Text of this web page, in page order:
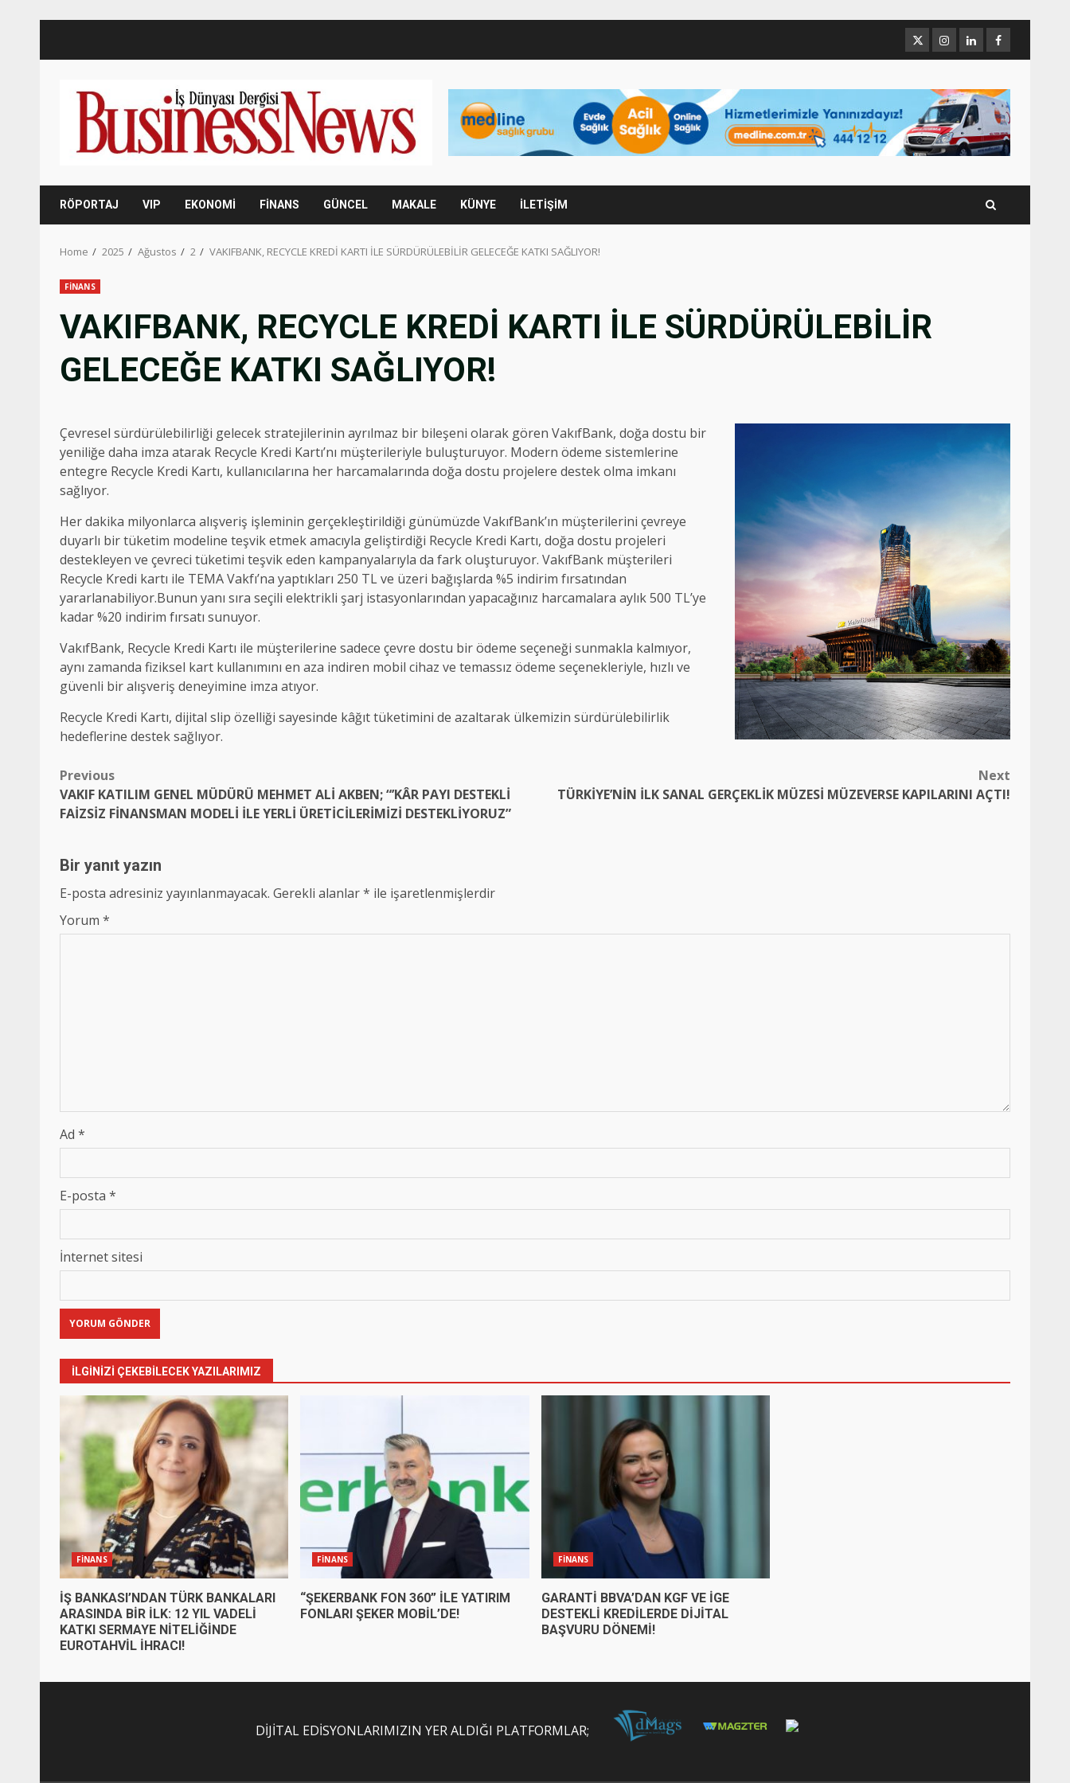
Twitterİnstagram
LinkedinFacebook
RÖPORTAJ VIP EKONOMİ FİNANS GÜNCEL MAKALE KÜNYE İLETİŞİM
Home 2025 Ağustos 2 VAKIFBANK, RECYCLE KREDİ KARTI İLE SÜRDÜRÜLEBİLİR GELECEĞE KATKI SAĞLIYOR!
FİNANS
VAKIFBANK, RECYCLE KREDİ KARTI İLE SÜRDÜRÜLEBİLİR
GELECEĞE KATKI SAĞLIYOR!
Çevresel sürdürülebilirliği gelecek stratejilerinin ayrılmaz bir bileşeni olarak gören VakıfBank, doğa dostu bir
yeniliğe daha imza atarak Recycle Kredi Kartı’nı müşterileriyle buluşturuyor. Modern ödeme sistemlerine
entegre Recycle Kredi Kartı, kullanıcılarına her harcamalarında doğa dostu projelere destek olma imkanı
sağlıyor.
Her dakika milyonlarca alışveriş işleminin gerçekleştirildiği günümüzde VakıfBank’ın müşterilerini çevreye
duyarlı bir tüketim modeline teşvik etmek amacıyla geliştirdiği Recycle Kredi Kartı, doğa dostu projeleri
destekleyen ve çevreci tüketimi teşvik eden kampanyalarıyla da fark oluşturuyor. VakıfBank müşterileri
Recycle Kredi kartı ile TEMA Vakfı’na yaptıkları 250 TL ve üzeri bağışlarda %5 indirim fırsatından
yararlanabiliyor.Bunun yanı sıra seçili elektrikli şarj istasyonlarından yapacağınız harcamalara aylık 500 TL’ye
kadar %20 indirim fırsatı sunuyor.
VakıfBank, Recycle Kredi Kartı ile müşterilerine sadece çevre dostu bir ödeme seçeneği sunmakla kalmıyor,
aynı zamanda fiziksel kart kullanımını en aza indiren mobil cihaz ve temassız ödeme seçenekleriyle, hızlı ve
güvenli bir alışveriş deneyimine imza atıyor.
Recycle Kredi Kartı, dijital slip özelliği sayesinde kâğıt tüketimini de azaltarak ülkemizin sürdürülebilirlik
hedeflerine destek sağlıyor.
Post
navigation
Previous
VAKIF KATILIM GENEL MÜDÜRÜ MEHMET ALİ AKBEN; “’KÂR PAYI DESTEKLİ
FAİZSİZ FİNANSMAN MODELİ İLE YERLİ ÜRETİCİLERİMİZİ DESTEKLİYORUZ”
Next
TÜRKİYE’NİN İLK SANAL GERÇEKLİK MÜZESİ MÜZEVERSE KAPILARINI AÇTI!
Bir yanıt yazın
E-posta adresiniz yayınlanmayacak. Gerekli alanlar* ile işaretlenmişlerdir
Yorum *
Ad *
E-posta *
İnternet sitesi
İLGINIZI ÇEKEBILECEK YAZILARIMIZ
FİNANS
İŞ BANKASI’NDAN TÜRK BANKALARI
ARASINDA BİR İLK: 12 YIL VADELİ
KATKI SERMAYE NİTELİĞİNDE
EUROTAHVİL İHRACI!
FİNANS
“ŞEKERBANK FON 360” İLE YATIRIM
FONLARI ŞEKER MOBİL’DE!
FİNANS
GARANTİ BBVA’DAN KGF VE İGE
DESTEKLİ KREDİLERDE DİJİTAL
BAŞVURU DÖNEMİ!
DİJİTAL EDİSYONLARIMIZIN YER ALDIĞI PLATFORMLAR;